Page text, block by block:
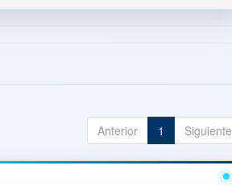
Anterior 1 Siguiente